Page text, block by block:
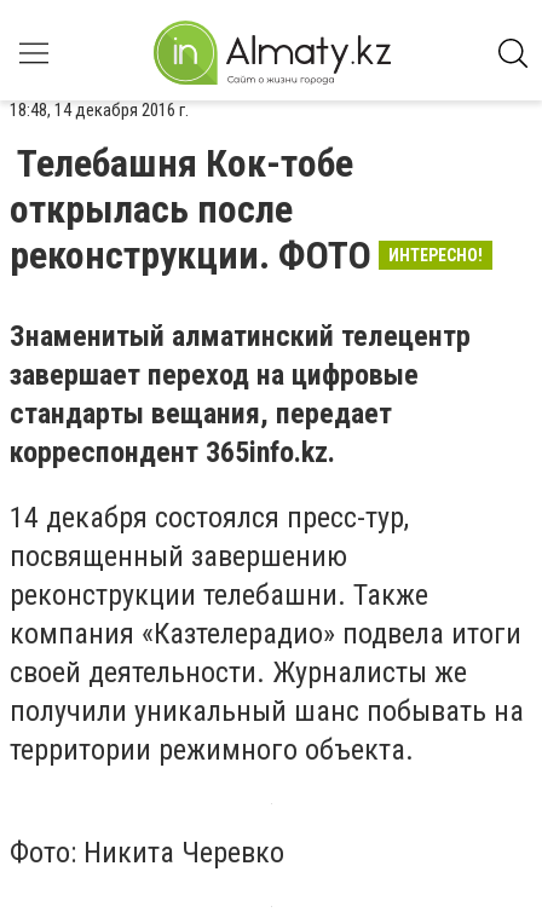
18:48, 14 декабря 2016 г.
Телебашня Кок-тобе
открылась после
реконструкции. ФОТО
ИНТЕРЕСНО!
Знаменитый алматинский телецентр
завершает переход на цифровые
стандарты вещания, передает
корреспондент 365info.kz.
14 декабря состоялся пресс-тур,
посвященный завершению
реконструкции телебашни. Также
компания «Казтелерадио» подвела итоги
своей деятельности. Журналисты же
получили уникальный шанс побывать на
территории режимного объекта.
Фото: Никита Черевко